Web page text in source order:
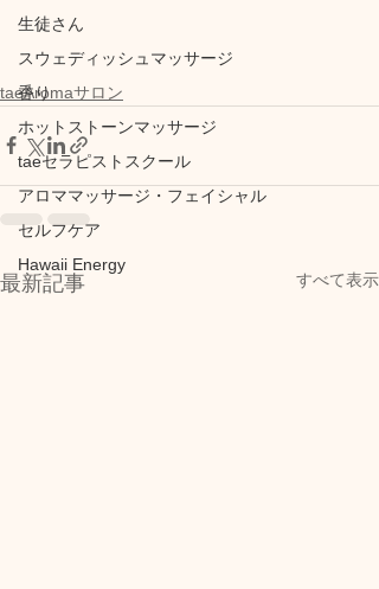
生徒さん
スウェディッシュマッサージ
香り
ホットストーンマッサージ
taeセラピストスクール
アロママッサージ・フェイシャル
セルフケア
Hawaii Energy
taeAromaサロン
最新記事 すべて表示